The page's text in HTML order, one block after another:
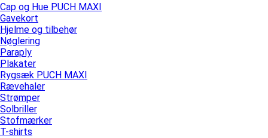
Cap og Hue PUCH MAXI
Gavekort
Hjelme og tilbehør
Nøglering
Paraply
Plakater
Rygsæk PUCH MAXI
Rævehaler
Strømper
Solbriller
Stofmærker
T-shirts